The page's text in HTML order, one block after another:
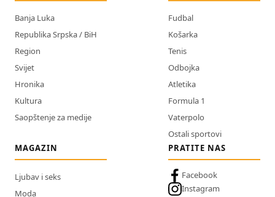
Banja Luka
Republika Srpska / BiH
Region
Svijet
Hronika
Kultura
Saopštenje za medije
Fudbal
Košarka
Tenis
Odbojka
Atletika
Formula 1
Vaterpolo
Ostali sportovi
MAGAZIN
Ljubav i seks
Moda
PRATITE NAS
Facebook
Instagram